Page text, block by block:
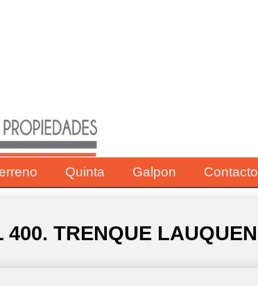
Quinta Galpon Contacto
TRENQUE LAUQUEN